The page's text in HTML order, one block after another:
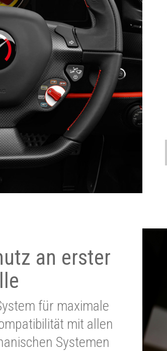
an erster
für maximale
mit allen
Systemen